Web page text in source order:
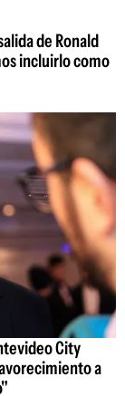
de Ronald
incluirlo como
City
a